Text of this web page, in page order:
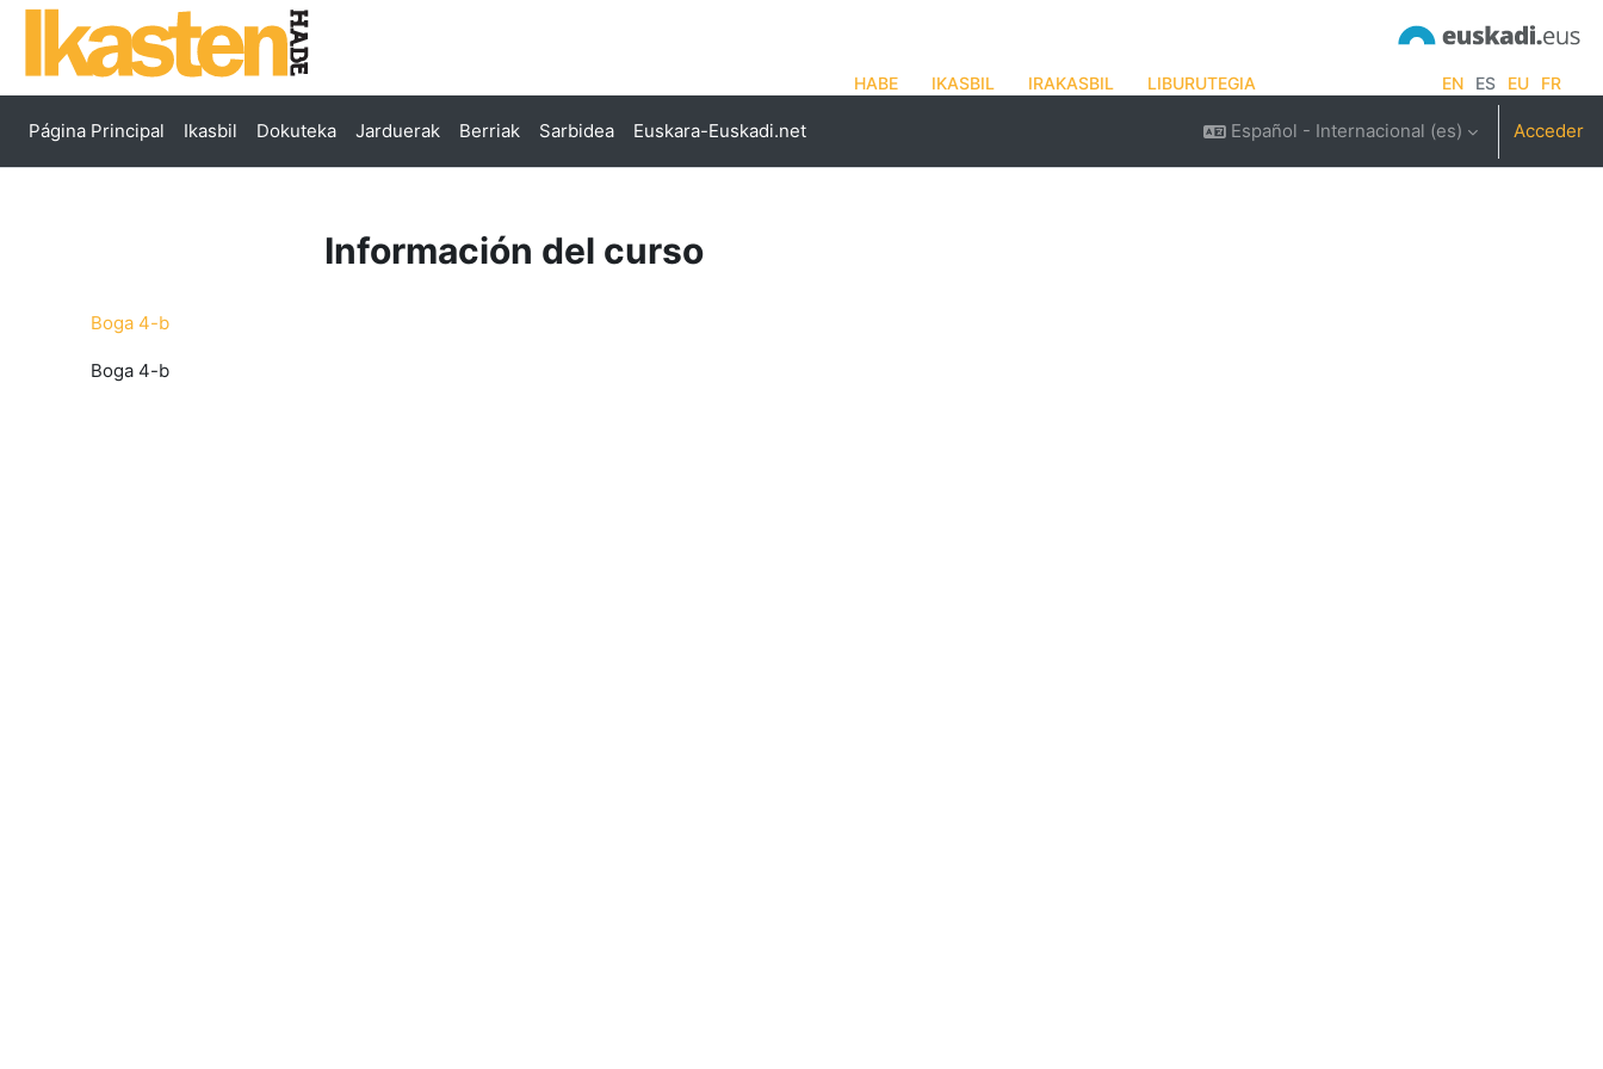
Salta al contenido principal
HABE IKASBIL IRAKASBIL LIBURUTEGIA EN ES EU FR
Página Principal Ikasbil Dokuteka Jarduerak Berriak Sarbidea Euskara-Euskadi.net Español - Internacional ‎(es)‎ Acceder
Información del curso
Boga 4-b
Boga 4-b